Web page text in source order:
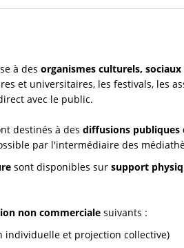
à des organismes culturels,
et universitaires, les festivals, les
avec le public.
destinés à des diffusions
par l'intermédiaire des
sont disponibles sur support
non commerciale suivants :
et projection collective)